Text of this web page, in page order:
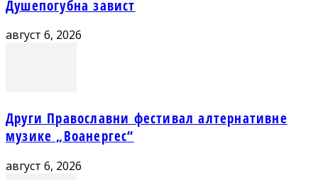
Душепогубна завист
август 6, 2026
Други Православни фестивал алтернативне
музике „Воанергес“
август 6, 2026